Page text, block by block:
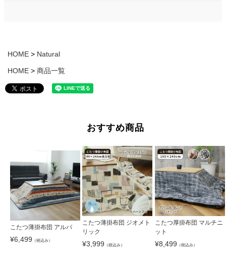
HOME Natural
HOME 商品一覧
おすすめ商品
こたつ薄掛布団 アルバ
¥6,499 （税込み）
こたつ薄掛布団 ジオメト
リック
¥3,999 （税込み）
こたつ厚掛布団 マルチニ
ット
¥8,499 （税込み）